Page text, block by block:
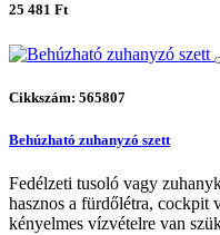
25 481 Ft
Cikkszám: 565807
Behúzható zuhanyzó szett
Fedélzeti tusoló vagy
hasznos a fürdőlétra, cockpit
kényelmes vízvételre van